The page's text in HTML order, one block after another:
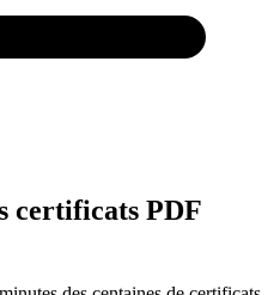
certificats PDF